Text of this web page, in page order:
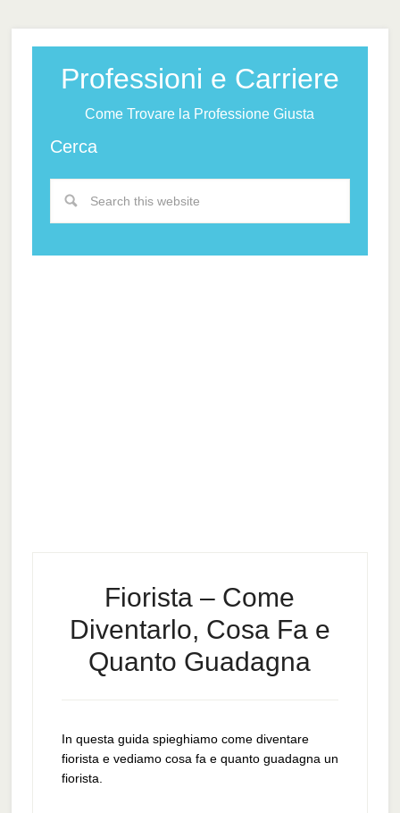
Professioni e Carriere
Come Trovare la Professione Giusta
Cerca
Fiorista – Come
Diventarlo, Cosa Fa e
Quanto Guadagna
In questa guida spieghiamo come diventare
fiorista e vediamo cosa fa e quanto guadagna un
fiorista.